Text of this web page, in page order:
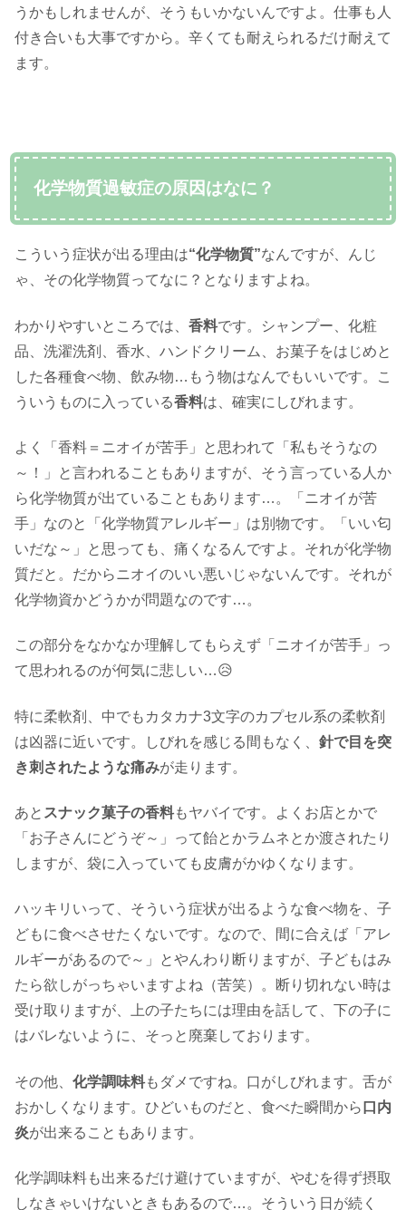
うかもしれませんが、そうもいかないんですよ。仕事も人
付き合いも大事ですから。辛くても耐えられるだけ耐えて
ます。
化学物質過敏症の原因はなに？
こういう症状が出る理由は“化学物質”なんですが、んじ
ゃ、その化学物質ってなに？となりますよね。
わかりやすいところでは、 香料です。シャンプー、化粧
品、洗濯洗剤、香水、ハンドクリーム、お菓子をはじめと
した各種食べ物、飲み物…もう物はなんでもいいです。こ
ういうものに入っている香料は、確実にしびれます。
よく「香料＝ニオイが苦手」と思われて「私もそうなの
～！」と言われることもありますが、そう言っている人か
ら化学物質が出ていることもあります…。「ニオイが苦
手」なのと「化学物質アレルギー」は別物です。「いい匂
いだな～」と思っても、痛くなるんですよ。それが化学物
質だと。だからニオイのいい悪いじゃないんです。それが
化学物資かどうかが問題なのです…。
この部分をなかなか理解してもらえず「ニオイが苦手」っ
て思われるのが何気に悲しい…😥
特に柔軟剤、中でもカタカナ3文字のカプセル系の柔軟剤
は凶器に近いです。しびれを感じる間もなく、 針で目を突
き刺されたような痛みが走ります。
あと スナック菓子の香料もヤバイです。よくお店とかで
「お子さんにどうぞ～」って飴とかラムネとか渡されたり
しますが、袋に入っていても皮膚がかゆくなります。
ハッキリいって、そういう症状が出るような食べ物を、子
どもに食べさせたくないです。なので、間に合えば「アレ
ルギーがあるので～」とやんわり断りますが、子どもはみ
たら欲しがっちゃいますよね（苦笑）。断り切れない時は
受け取りますが、上の子たちには理由を話して、下の子に
はバレないように、そっと廃棄しております。
その他、 化学調味料もダメですね。口がしびれます。舌が
おかしくなります。ひどいものだと、食べた瞬間から 口内
炎が出来ることもあります。
化学調味料も出来るだけ避けていますが、やむを得ず摂取
しなきゃいけないときもあるので…。そういう日が続く